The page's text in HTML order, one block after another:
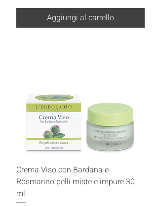
Aggiungi al carrello
Crema Viso con Bardana e
Rosmarino pelli miste e impure 30
ml